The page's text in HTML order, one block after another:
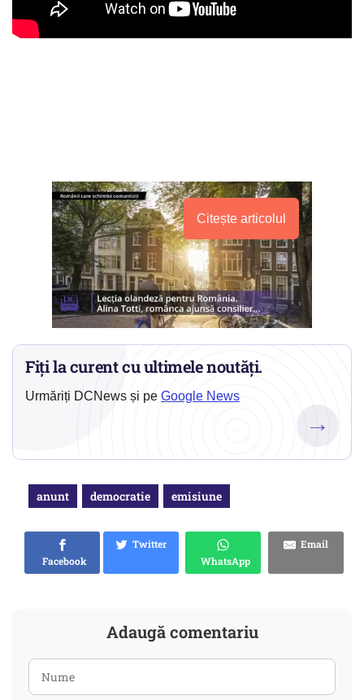
Citește articolul
Fiți la curent cu ultimele noutăți.
Urmăriți DCNews și pe Google News
→
anunt democratie emisiune
Facebook
Twitter
WhatsApp
Email
Adaugă comentariu